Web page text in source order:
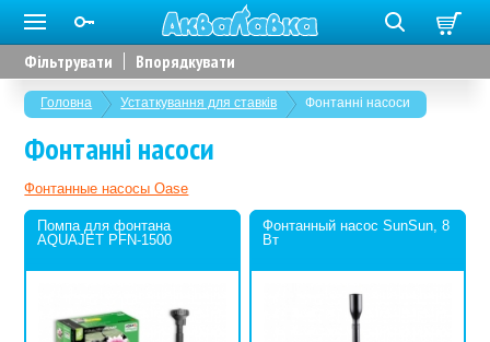
Головна Устаткування для ставків Фонтанні насоси
Фонтанні насоси
Фільтрувати Впорядкувати
Фонтанные насосы Oase
Помпа для фонтана
AQUAJET PFN-1500
Фонтанный насос SunSun, 8
Вт